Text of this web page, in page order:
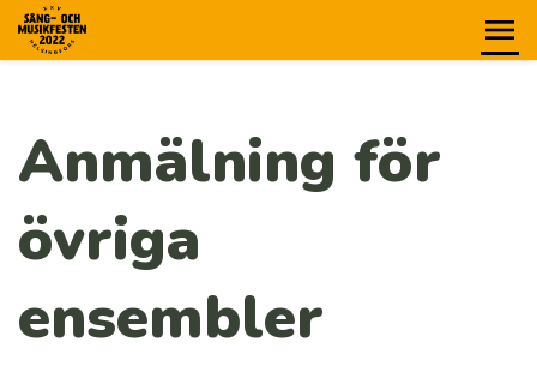
Anmälning för
övriga
ensembler